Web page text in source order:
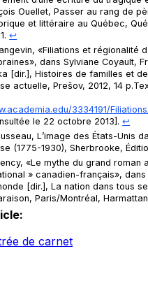
Ouellet,Passer au rang de
et littéraire au Québec,
↩︎
«Filiations et régionalité
dans Sylviane Coyault,
[dir.],Histoires de familles et
actuelle, Prešov, 2012, 14
3334191/
le 22 octobre 2013].↩︎
L’image des États-Unis
(1775-1930), Sherbrooke,
«Le mythe du grand roman
» canadien-français»,
[dir.],La nation dans tous
, Paris/Montréal,
de carnet